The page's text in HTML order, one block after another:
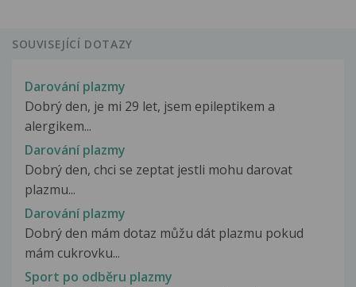
SOUVISEJÍCÍ DOTAZY
Darování plazmy
Dobrý den, je mi 29 let, jsem epileptikem a
alergikem...
Darování plazmy
Dobrý den, chci se zeptat jestli mohu darovat
plazmu...
Darování plazmy
Dobrý den mám dotaz můžu dát plazmu pokud
mám cukrovku...
Sport po odběru plazmy